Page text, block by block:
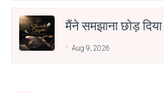
मैंने समझाना छोड़ दिया
Aug 9, 2026